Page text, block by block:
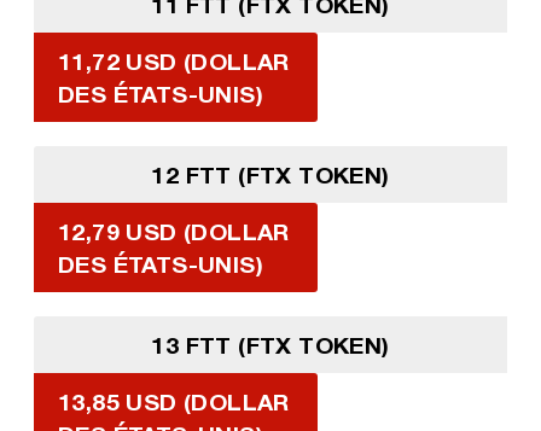
11,72 USD (DOLLAR
DES ÉTATS-UNIS)
12 FTT (FTX TOKEN)
12,79 USD (DOLLAR
DES ÉTATS-UNIS)
13 FTT (FTX TOKEN)
13,85 USD (DOLLAR